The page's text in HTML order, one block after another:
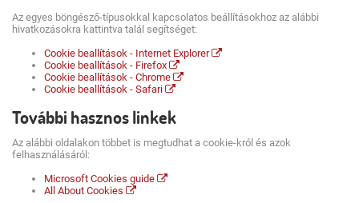
Az egyes böngésző-típusokkal kapcsolatos beállításokhoz az alábbi
hivatkozásokra kattintva talál segítséget:
Cookie beallítások - Internet Explorer
Cookie beallítások - Firefox
Cookie beallítások - Chrome
Cookie beallítások - Safari
További hasznos linkek
Az alábbi oldalakon többet is megtudhat a cookie-król és azok
felhasználásáról:
Microsoft Cookies guide
All About Cookies